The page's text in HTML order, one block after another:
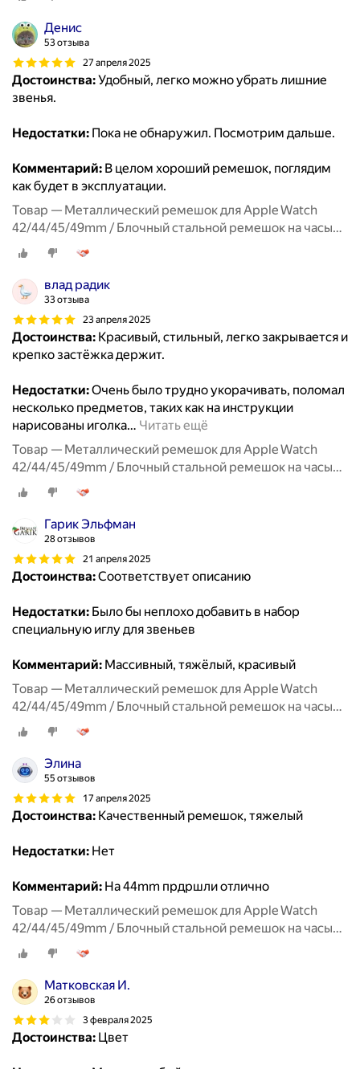
Денис
53 отзыва
27 апреля 2025
Достоинства:Удобный, легко можно убрать лишние
звенья.
Недостатки: Пока не обнаружил. Посмотрим дальше.
Комментарий: В целом хороший ремешок, поглядим
как будет в эксплуатации.
Товар — Металлический ремешок для Apple Watch
42/44/45/49mm / Блочный стальной ремешок на часы
Эпл Вотч 1-9, SE серии / Черный
влад радик
33 отзыва
23 апреля 2025
Достоинства: Красивый, стильный, легко закрывается и
крепко застёжка держит.
Недостатки:Очень было трудно укорачивать, поломал
несколько предметов, таких как на инструкции
нарисованы иголка… Читать ещё
Товар — Металлический ремешок для Apple Watch
42/44/45/49mm / Блочный стальной ремешок на часы
Эпл Вотч 1-9, SE серии / Черный
Гарик Эльфман
28 отзывов
21 апреля 2025
Достоинства:Соответствует описанию
Недостатки: Было бы неплохо добавить в набор
специальную иглу для звеньев
Комментарий: Массивный, тяжёлый, красивый
Товар — Металлический ремешок для Apple Watch
42/44/45/49mm / Блочный стальной ремешок на часы
Эпл Вотч 1-9, SE серии / Черный
Элина
55 отзывов
17 апреля 2025
Достоинства: Качественный ремешок, тяжелый
Недостатки: Нет
Комментарий: На 44mm прдршли отлично
Товар — Металлический ремешок для Apple Watch
42/44/45/49mm / Блочный стальной ремешок на часы
Эпл Вотч 1-9, SE серии / Черный
Матковская И.
26 отзывов
3 февраля 2025
Достоинства: Цвет